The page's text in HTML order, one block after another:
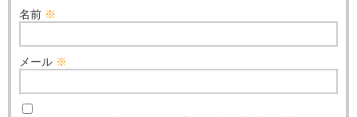
名前 ※
メール ※